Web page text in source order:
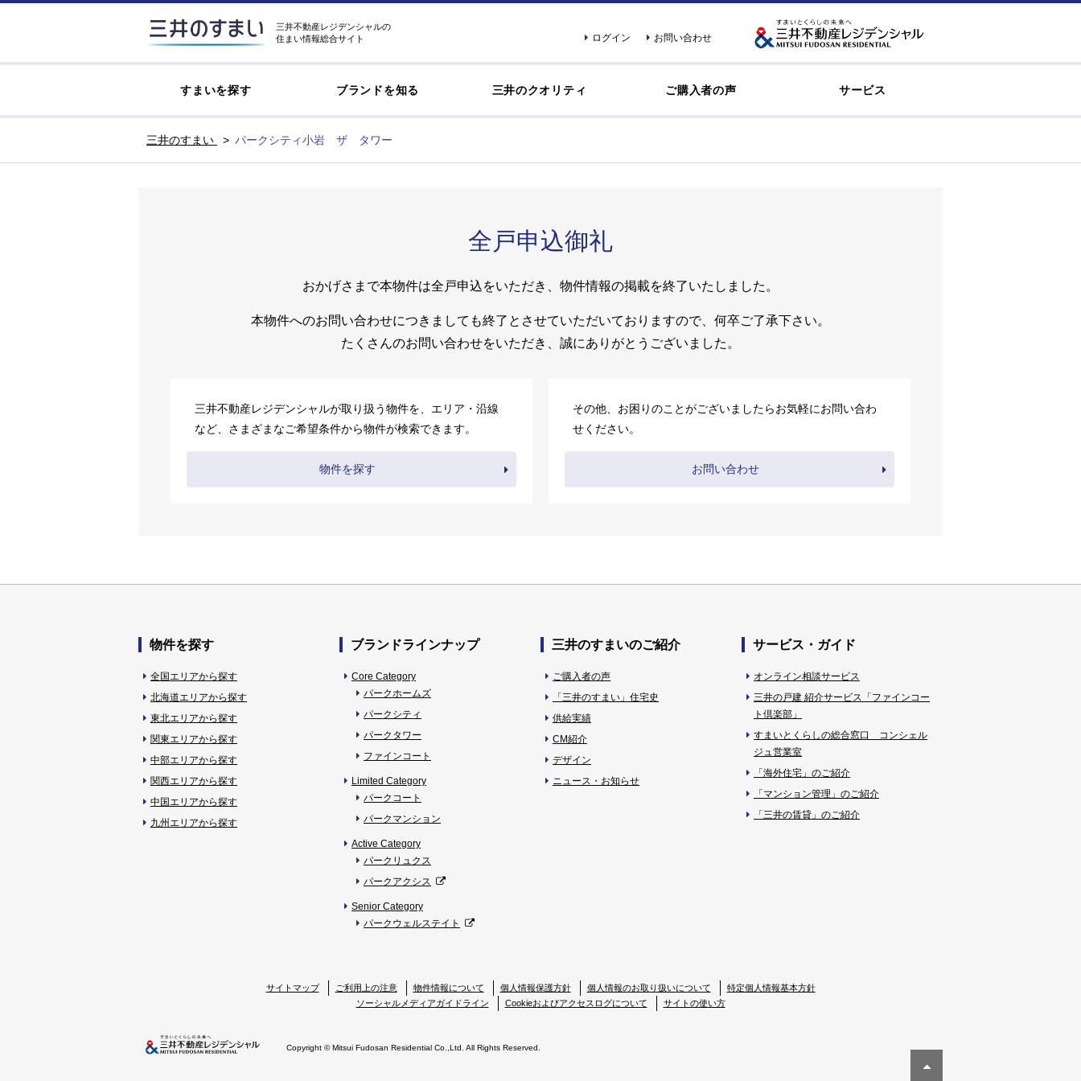
ログイン お問い合わせ
三井不動産レジデンシャルの
住まい情報総合サイト
すまいを探す ブランドを知る 三井のクオリティ ご購入者の声 サービス
三井のすまい パークシティ小岩 ザ タワー
全戸申込御礼
おかげさまで本物件は全戸申込をいただき、物件情報の掲載を終了いたしました。
本物件へのお問い合わせにつきましても終了とさせていただいておりますので、何卒ご了承下さい。
たくさんのお問い合わせをいただき、誠にありがとうございました。
三井不動産レジデンシャルが取り扱う物件を、エリア・沿線
など、さまざまなご希望条件から物件が検索できます。
物件を探す
その他、お困りのことがございましたらお気軽にお問い合わ
せください。
お問い合わせ
物件を探す
全国エリアから探す
北海道エリアから探す
東北エリアから探す
関東エリアから探す
中部エリアから探す
関西エリアから探す
中国エリアから探す
九州エリアから探す
ブランドラインナップ
Core Category
パークホームズ
パークシティ
パークタワー
ファインコート
Limited Category
パークコート
パークマンション
Active Category
パークリュクス
パークアクシス
Senior Category
パークウェルステイト
三井のすまいのご紹介
ご購入者の声
「三井のすまい」住宅史
供給実績
CM紹介
デザイン
ニュース・お知らせ
サービス・ガイド
オンライン相談サービス
三井の戸建 紹介サービス「ファインコー
ト倶楽部」
すまいとくらしの総合窓口 コンシェル
ジュ営業室
「海外住宅」のご紹介
「マンション管理」のご紹介
「三井の賃貸」のご紹介
サイトマップ ご利用上の注意 物件情報について 個人情報保護方針 個人情報のお取り扱いについて
特定個人情報基本方針
ソーシャルメディアガイドライン
Cookieおよびアクセスログについて サイトの使い方
Copyright © Mitsui Fudosan Residential Co.,Ltd. All Rights Reserved.